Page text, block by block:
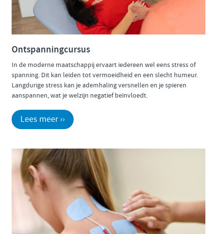
Ontspanningcursus
In de moderne maatschappij ervaart iedereen wel eens stress of
spanning. Dit kan leiden tot vermoeidheid en een slecht humeur.
Langdurige stress kan je ademhaling versnellen en je spieren
aanspannen, wat je welzijn negatief beïnvloedt.
Lees meer ››